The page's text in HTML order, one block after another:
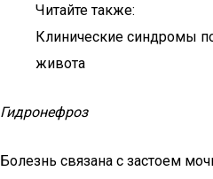
Читайте также:
Клинические синдромы
живота
Гидронефроз
Болезнь связана с застоем